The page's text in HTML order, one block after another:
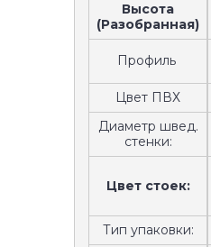
Высота
(Разобранная)
Профиль
Цвет ПВХ
Диаметр швед.
стенки:
Цвет стоек:
Тип упаковки: